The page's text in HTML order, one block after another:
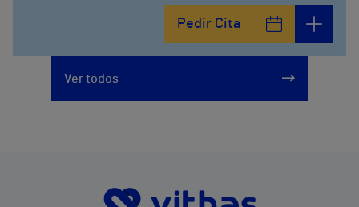
Pedir Cita
Ver todos